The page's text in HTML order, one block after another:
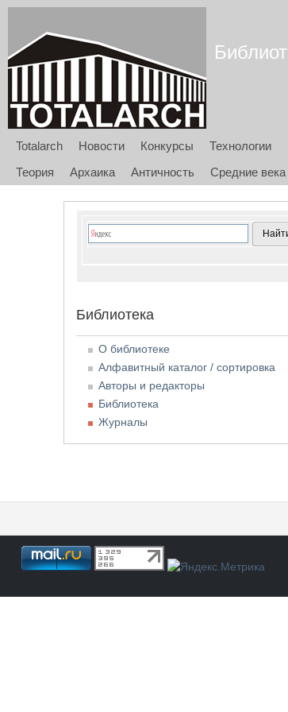
Totalarch Новости Конкурсы Технологии
Теория
Архаика Античность Средние века
Библиотека
О библиотеке
Алфавитный каталог / сортировка
Авторы и редакторы
Библиотека
Журналы